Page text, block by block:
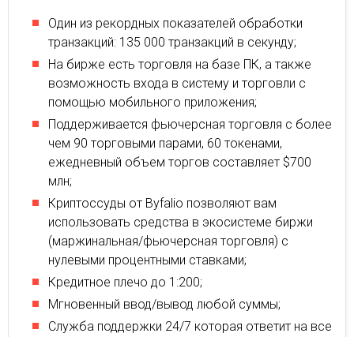
Один из рекордных показателей обработки
транзакций: 135 000 транзакций в секунду;
На бирже есть торговля на базе ПК, а также
возможность входа в систему и торговли с
помощью мобильного приложения;
Поддерживается фьючерсная торговля с более
чем 90 торговыми парами, 60 токенами,
ежедневный объем торгов составляет $700
млн;
Криптоссуды от Byfalio позволяют вам
использовать средства в экосистеме биржи
(маржинальная/фьючерсная торговля) с
нулевыми процентными ставками;
Кредитное плечо до 1:200;
Мгновенный ввод/вывод любой суммы;
Служба поддержки 24/7 которая ответит на все